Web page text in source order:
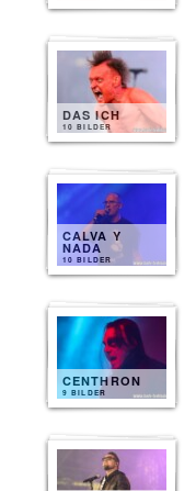
DAS ICH
10 BILDER
CALVA Y
NADA
10 BILDER
CENTHRON
9 BILDER